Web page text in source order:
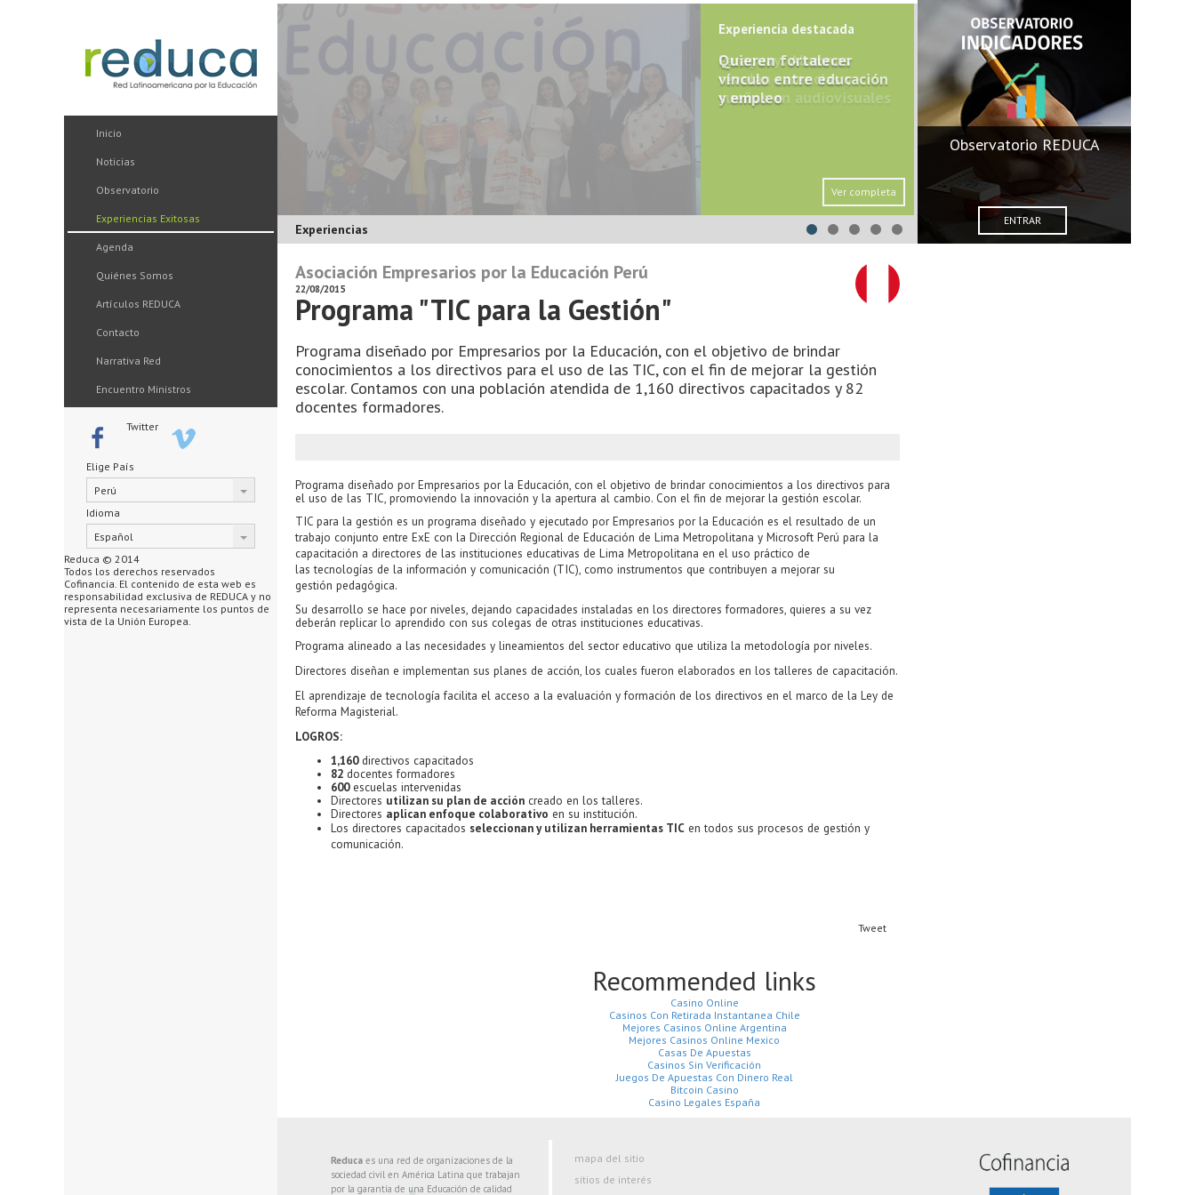
Inicio
Noticias
Observatorio
Experiencias Exitosas
Agenda
Quiénes Somos
Artículos REDUCA
Contacto
Narrativa Red
Encuentro Ministros
Twitter
Elige País
Perú
Idioma
Español
Reduca © 2014
Todos los derechos reservados
Cofinancia. El contenido de esta web es
responsabilidad exclusiva de REDUCA y no
representa necesariamente los puntos de
vista de la Unión Europea.
Experiencias
Experiencia destacada
Paraguay: Alumnos
revelan carencias y
sueños en audiovisuales
Ver completa
Observatorio REDUCA
ENTRAR
Asociación Empresarios por la Educación Perú
22/08/2015
Programa "TIC para la Gestión"
Programa diseñado por Empresarios por la Educación, con el objetivo de brindar
conocimientos a los directivos para el uso de las TIC, con el fin de mejorar la gestión
escolar. Contamos con una población atendida de 1,160 directivos capacitados y 82
docentes formadores.
Programa diseñado por Empresarios por la Educación, con el objetivo de brindar conocimientos a los directivos para
el uso de las TIC, promoviendo la innovación y la apertura al cambio. Con el fin de mejorar la gestión escolar.
TIC para la gestión es un programa diseñado y ejecutado por Empresarios por la Educación es el resultado de un
trabajo conjunto entre ExE con la Dirección Regional de Educación de Lima Metropolitana y Microsoft Perú para la
capacitación a directores de las instituciones educativas de Lima Metropolitana en el uso práctico de
lastecnologías de la información y comunicación (TIC), como instrumentos que contribuyen a mejorar su
gestión pedagógica.
Su desarrollo se hace por niveles, dejando capacidades instaladas en los directores formadores, quieres a su vez
deberán replicar lo aprendido con sus colegas de otras instituciones educativas.
Programa alineado a las necesidades y lineamientos del sector educativo que utiliza la metodología por niveles.
Directores diseñan e implementan sus planes de acción, los cuales fueron elaborados en los talleres de capacitación.
El aprendizaje de tecnología facilita el acceso a la evaluación y formación de los directivos en el marco de la Ley de
Reforma Magisterial.
LOGROS:
1,160directivos capacitados
82 docentes formadores
600escuelas intervenidas
Directores utilizan su plan de acción creado en los talleres.
Directores aplican enfoque colaborativo en su institución.
Los directores capacitados seleccionan y utilizan herramientas TIC en todos sus procesos de gestión y
comunicación.
Tweet
Recommended links
Casino Online
Casinos Con Retirada Instantanea Chile
Mejores Casinos Online Argentina
Mejores Casinos Online Mexico
Casas De Apuestas
Casinos Sin Verificación
Juegos De Apuestas Con Dinero Real
Bitcoin Casino
Casino Legales España
Reduca es una red de organizaciones de la
sociedad civil en América Latina que trabajan
por la garantía de una Educación de calidad
mapa del sitio
sitios de interés